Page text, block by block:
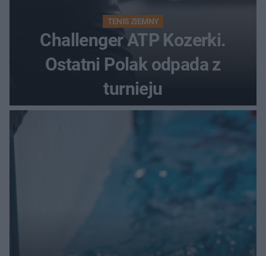
TENIS ZIEMNY
Challenger ATP Kozerki.
Ostatni Polak odpada z
turnieju